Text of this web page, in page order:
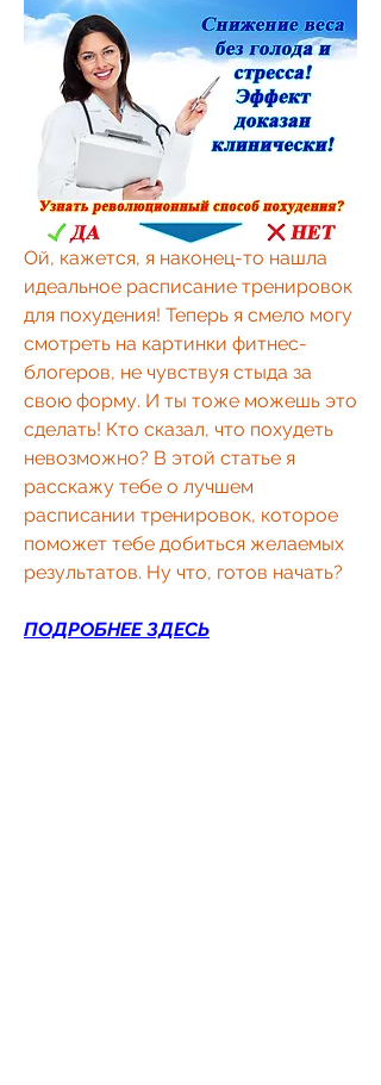
Ой, кажется, я наконец-то нашла
идеальное расписание тренировок
для похудения! Теперь я смело могу
смотреть на картинки фитнес-
блогеров, не чувствуя стыда за
свою форму. И ты тоже можешь это
сделать! Кто сказал, что похудеть
невозможно? В этой статье я
расскажу тебе о лучшем
расписании тренировок, которое
поможет тебе добиться желаемых
результатов. Ну что, готов начать?
ПОДРОБНЕЕ ЗДЕСЬ